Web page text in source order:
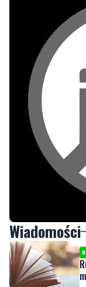
Wiadomości